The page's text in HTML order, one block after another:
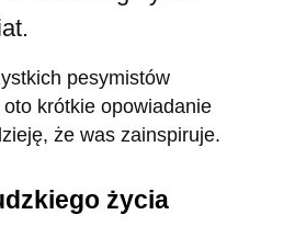
pesymistów
krótkie opowiadanie
że was zainspiruje.
życia